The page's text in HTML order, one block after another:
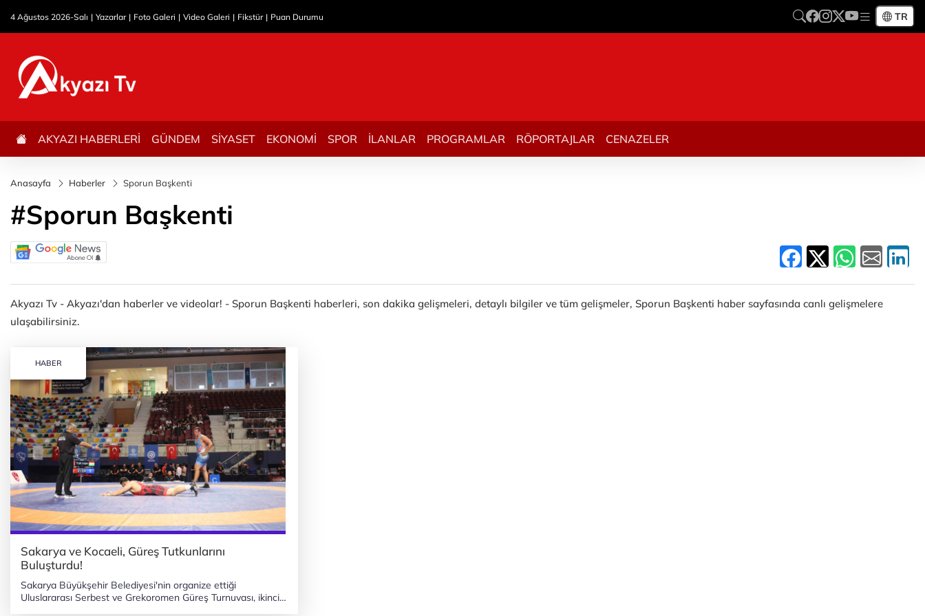
4 Ağustos 2026-Salı Yazarlar Foto Galeri Video Galeri Fikstür Puan Durumu TR
AKYAZI HABERLERİ GÜNDEM SİYASET EKONOMİ SPOR İLANLAR PROGRAMLAR RÖPORTAJLAR CENAZELER
Anasayfa Haberler Sporun Başkenti
#Sporun Başkenti
Akyazı Tv - Akyazı'dan haberler ve videolar! - Sporun Başkenti haberleri, son dakika gelişmeleri, detaylı bilgiler ve tüm gelişmeler, Sporun Başkenti haber sayfasında canlı gelişmelere
ulaşabilirsiniz.
HABER
Sakarya ve Kocaeli, Güreş Tutkunlarını
Buluşturdu!
Sakarya Büyükşehir Belediyesi'nin organize ettiği
Uluslararası Serbest ve Grekoromen Güreş Turnuvası, ikinci